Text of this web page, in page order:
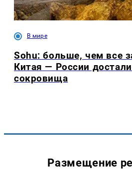
В мире
Sohu: больше, чем все
Китая — России
сокровища
Размещение